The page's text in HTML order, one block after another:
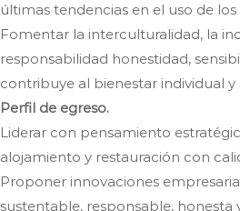
últimas tendencias en el uso de
Fomentar la interculturalidad, la
responsabilidad honestidad,
contribuye al bienestar individual y
Perfil de egreso.
Liderar con pensamiento
alojamiento y restauración con
Proponer innovaciones
sustentable, responsable, honesta